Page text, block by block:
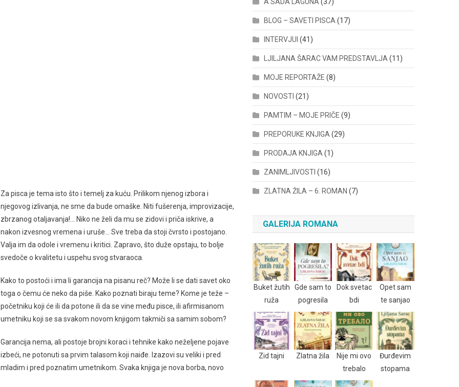
Za pisca je tema isto što i temelj za kuću. Prilikom njenog izbora i
njegovog izlivanja, ne sme da bude omaške. Niti fušerenja, improvizacije,
zbrzanog otaljavanja!… Niko ne želi da mu se zidovi i priča iskrive, a
nakon izvesnog vremena i uruše… Sve treba da stoji čvrsto i postojano.
Valja im da odole i vremenu i kritici. Zapravo, što duže opstaju, to bolje
svedoče o kvalitetu i uspehu svog stvaraoca.
Kako to postoći i ima li garancija na pisanu reč? Može li se dati savet oko
toga o čemu će neko da piše. Kako poznati biraju teme? Kome je teže –
početniku koji će ili da potone ili da se vine među pisce, ili afirmisanom
umetniku koji se sa svakom novom knjigom takmiči sa samim sobom?
Garancija nema, ali postoje brojni koraci i tehnike kako neželjene pojave
izbeći, ne potonuti sa prvim talasom koji naiđe. Izazovi su veliki i pred
mladim i pred poznatim umetnikom. Svaka knjiga je nova borba, novo
BLOG – SAVETI PISCA (17)
INTERVJUI (41)
LJILJANA ŠARAC VAM PREDSTAVLJA (11)
MOJE REPORTAŽE (8)
NOVOSTI (21)
PAMTIM – MOJE PRIČE (9)
PREPORUKE KNJIGA (29)
PRODAJA KNJIGA (1)
ZANIMLJIVOSTI (16)
ZLATNA ŽILA – 6. ROMAN (7)
GALERIJA ROMANA
Buket žutih
ruža
Gde sam to
pogresila
Dok svetac
bdi
Opet sam
te sanjao
Zid tajni Zlatna žila
Nije mi ovo
trebalo
Đurđevim
stopama